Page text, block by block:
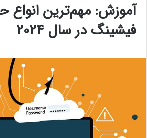
آموزش: مهم‌ترین انواع
فیشینگ در سال ۲۰۲۴